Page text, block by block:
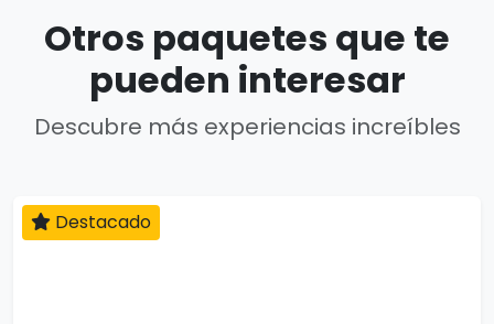
Otros paquetes que te
pueden interesar
Descubre más experiencias increíbles
Destacado